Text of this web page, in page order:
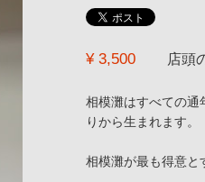
¥ 3,500 店頭
相模灘はすべての通
りから生まれます。
相模灘が最も得意と